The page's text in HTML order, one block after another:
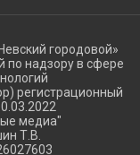
городовой»
по надзору в сфере
регистрационный
медиа"
Т.В.